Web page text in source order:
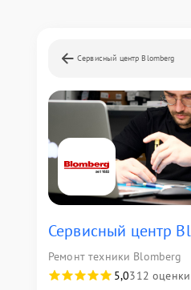
Сервисный центр Blomberg
Сервисный центр
Ремонт техники Blomberg
5,0312 оценки